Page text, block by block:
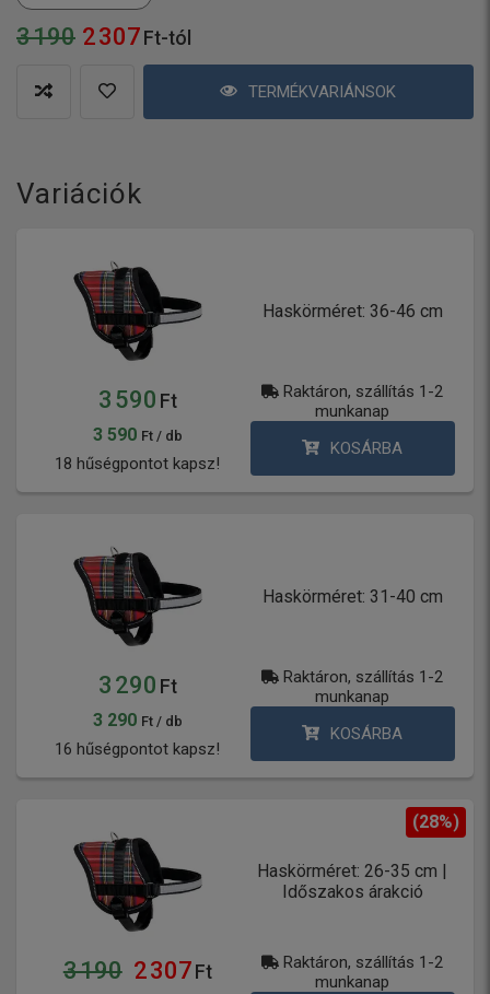
3 190 2 307 Ft-tól
TERMÉKVARIÁNSOK
Variációk
Haskörméret: 36-46 cm
3 590 Ft
3 590 Ft / db
18 hűségpontot kapsz!
Raktáron, szállítás 1-2
munkanap
KOSÁRBA
Haskörméret: 31-40 cm
3 290 Ft
3 290 Ft / db
16 hűségpontot kapsz!
Raktáron, szállítás 1-2
munkanap
KOSÁRBA
Haskörméret: 26-35 cm |
Időszakos árakció
(28%)
3 190 2 307 Ft
Raktáron, szállítás 1-2
munkanap